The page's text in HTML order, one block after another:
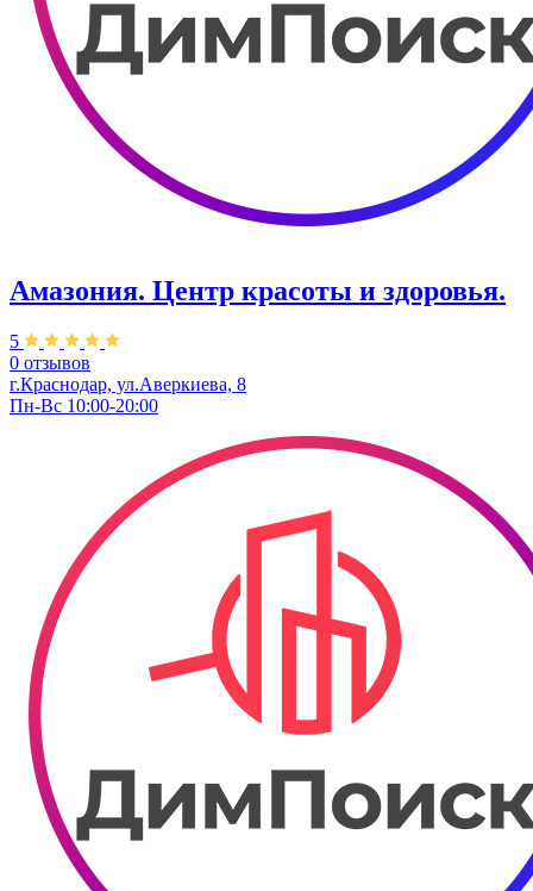
Амазония. Центр красоты и здоровья.
5
0 отзывов
г.Краснодар, ул.Аверкиева, 8
Пн-Вс 10:00-20:00